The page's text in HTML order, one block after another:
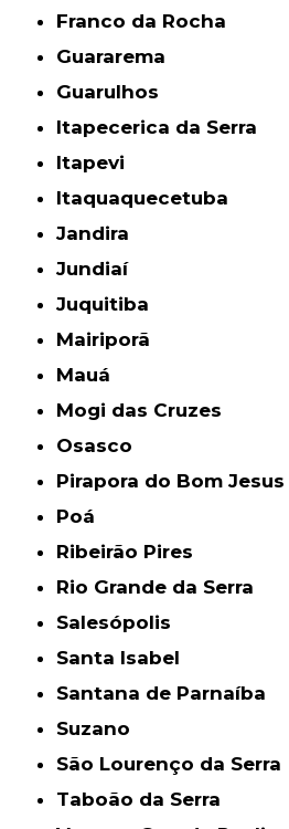
Franco da Rocha
Guararema
Guarulhos
Itapecerica da Serra
Itapevi
Itaquaquecetuba
Jandira
Jundiaí
Juquitiba
Mairiporã
Mauá
Mogi das Cruzes
Osasco
Pirapora do Bom Jesus
Poá
Ribeirão Pires
Rio Grande da Serra
Salesópolis
Santa Isabel
Santana de Parnaíba
Suzano
São Lourenço da Serra
Taboão da Serra